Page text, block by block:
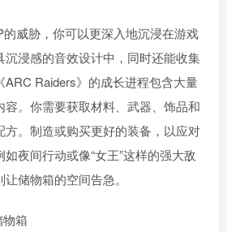
威胁，你可以更深入地沉浸在游戏
沉浸感的音效设计中，同时还能收集
ARC Raiders》的成长进程包含大量
容。你需要获取材料、武器、饰品和
方。制造或购买更好的装备，以应对
夜间行动或像“女王”这样的强大敌
储物箱的空间告急。
物箱